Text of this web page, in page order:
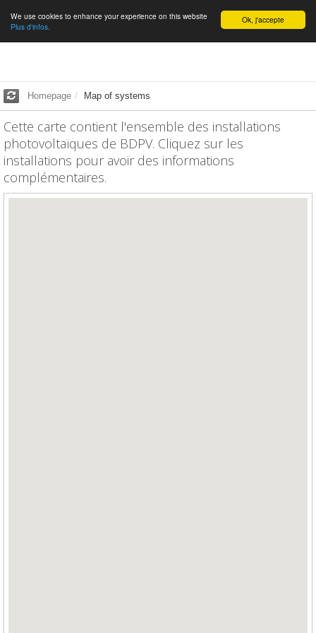
English Ok, j'accepte
We use cookies to enhance your experience on this website
Plus d'infos.
Homepage Map of systems
Cette carte contient l'ensemble des installations
photovoltaïques de BDPV. Cliquez sur les
installations pour avoir des informations
complémentaires.